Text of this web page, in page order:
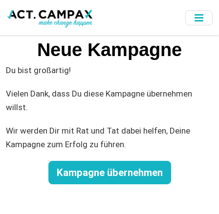
to
Neue Kampagne
Du bist großartig!
Vielen Dank, dass Du diese Kampagne übernehmen
willst.
Wir werden Dir mit Rat und Tat dabei helfen, Deine
Kampagne zum Erfolg zu führen.
Kampagne übernehmen